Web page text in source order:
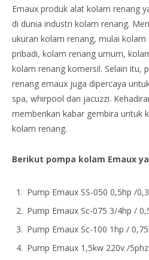
Emaux produk alat kolam renang
di dunia industri kolam renang.
ukuran kolam renang, mulai
pribadi, kolam renang umum,
kolam renang komersil. Selain itu,
renang emaux juga dipercaya
spa, whirpool dan jacuzzi.
memberikan kabar gembira untuk
kolam renang.
Berikut pompa kolam Emaux
Pump Emaux SS-050 0,5hp /
Pump Emaux Sc-075 3/4hp /
Pump Emaux Sc-100 1hp /
Pump Emaux 1,5kw 220v /